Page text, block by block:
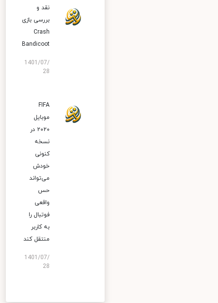
نقد و
بررسی بازی
Crash
Bandicoot
1401/07/
28
FIFA
موبایل
۲۰۲۰ در
نسخه
کنونی
خودش
می‌تواند
حس
واقعی
فوتبال را
به کاربر
منتقل کند
1401/07/
28